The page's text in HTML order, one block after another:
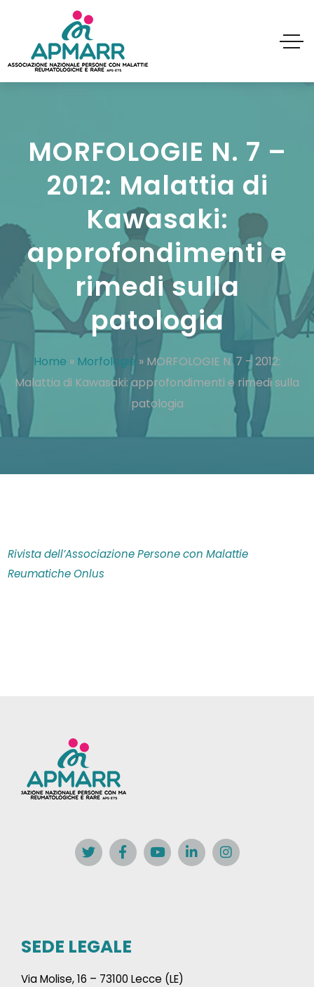
MORFOLOGIE N. 7 –
2012: Malattia di
Kawasaki:
approfondimenti e
rimedi sulla
patologia
Home » Morfologie » MORFOLOGIE N. 7 – 2012:
Malattia di Kawasaki: approfondimenti e rimedi sulla
patologia
Rivista dell’Associazione Persone con Malattie
Reumatiche Onlus
SEDE LEGALE
Via Molise, 16 – 73100 Lecce (LE)